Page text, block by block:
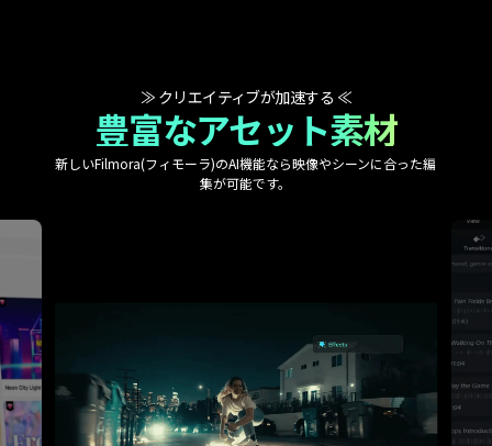
≫ クリエイティブが加速する ≪
豊富なアセット素材
新しいFilmora(フィモーラ)のAI機能なら映像やシーンに合った編
集が可能です。